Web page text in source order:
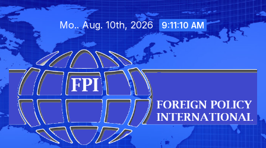
Skip
to
content
Mo.. Aug. 10th, 2026 9:11:11 AM